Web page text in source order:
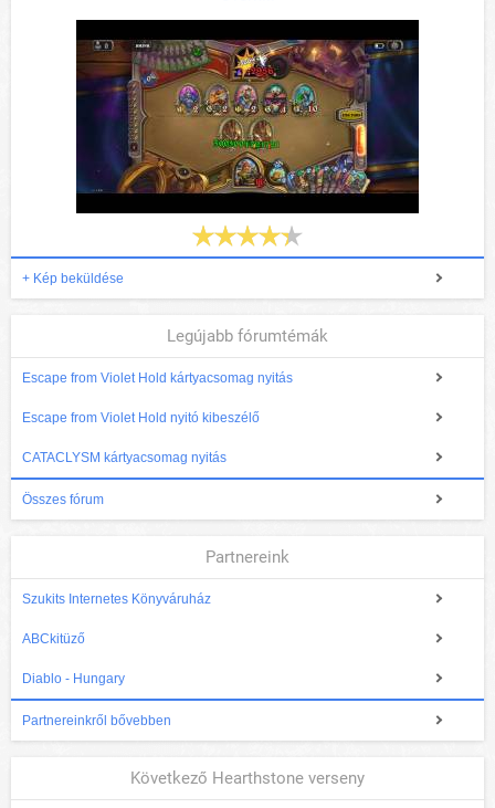
+ Kép beküldése
Legújabb fórumtémák
Escape from Violet Hold kártyacsomag nyitás
Escape from Violet Hold nyitó kibeszélő
CATACLYSM kártyacsomag nyitás
Összes fórum
Partnereink
Szukits Internetes Könyváruház
ABCkitüző
Diablo - Hungary
Partnereinkről bővebben
Következő Hearthstone verseny